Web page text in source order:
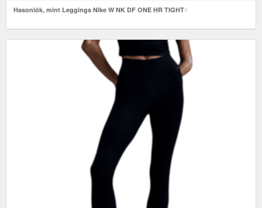
Hasonlók, mint Leggings Nike W NK DF ONE HR TIGHT